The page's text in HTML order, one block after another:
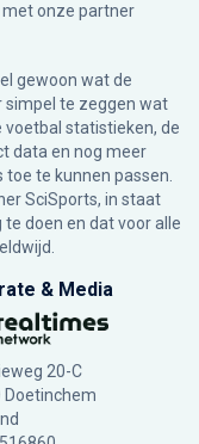
met onze partner
gewoon wat de
simpel te zeggen wat
voetbal statistieken, de
data en nog meer
te kunnen passen.
SciSports, in staat
doen en dat voor alle
& Media
20-C
Doetinchem